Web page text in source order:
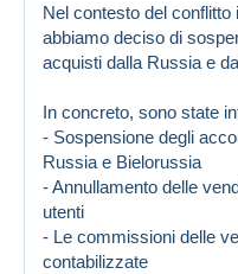
Nel contesto del
abbiamo deciso di
acquisti dalla Russia e
In concreto, sono state
- Sospensione degli
Russia e Bielorussia
- Annullamento delle
utenti
- Le commissioni delle
contabilizzate